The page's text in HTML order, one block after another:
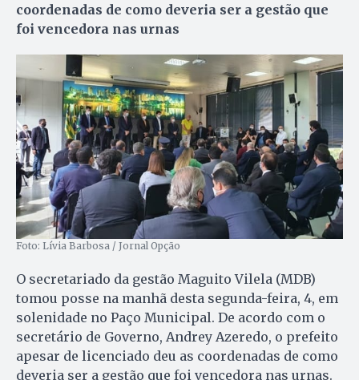
coordenadas de como deveria ser a gestão que
foi vencedora nas urnas
Foto: Lívia Barbosa / Jornal Opção
O secretariado da gestão Maguito Vilela (MDB)
tomou posse na manhã desta segunda-feira, 4, em
solenidade no Paço Municipal. De acordo com o
secretário de Governo, Andrey Azeredo, o prefeito
apesar de licenciado deu as coordenadas de como
deveria ser a gestão que foi vencedora nas urnas.